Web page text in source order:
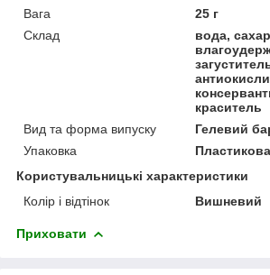
Вага
25 г
Склад
вода,
краситель
Вид та форма випуску
Гелевий
Упаковка
Користувальницькі характеристики
Колір і відтінок
Вишневий
Приховати